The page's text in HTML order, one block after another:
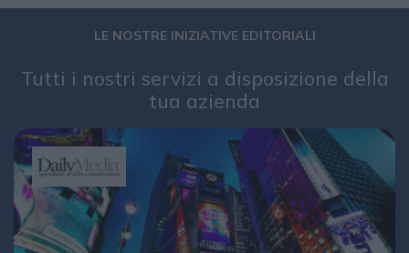
LE NOSTRE INIZIATIVE EDITORIALI
Tutti i nostri servizi a disposizione della
tua azienda